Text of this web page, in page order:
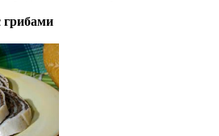
грибами